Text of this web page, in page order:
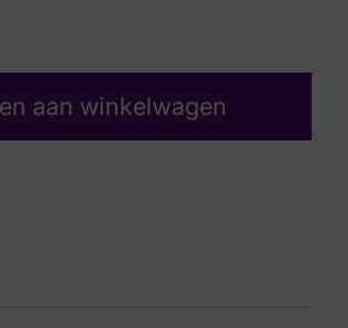
aan winkelwagen